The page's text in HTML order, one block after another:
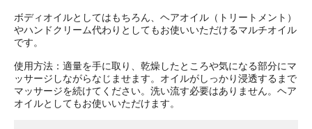
ボディオイルとしてはもちろん、ヘアオイル（トリートメント）
やハンドクリーム代わりとしてもお使いいただけるマルチオイル
です。
使用方法：適量を手に取り、乾燥したところや気になる部分にマ
ッサージしながらなじませます。オイルがしっかり浸透するまで
マッサージを続けてください。洗い流す必要はありません。ヘア
オイルとしてもお使いいただけます。